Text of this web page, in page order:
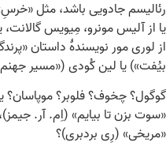
رئالیسم جادویی باشد، مثل
یا از آلیس مونرو، مِیویس گالانت،
از لوری مور نویسندۀ داستان
بیُفت») یا لین کُودی («مسیر
گوگول؟ چخوف؟ فلوبر؟
«سوت بزن تا بیایم» (اِم. آر.
«مریخی» (رِی بردبری)؟